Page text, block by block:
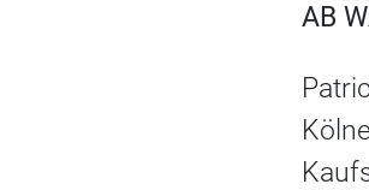
AB